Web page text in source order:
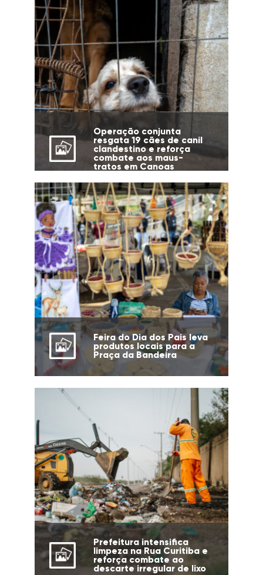
Operação conjunta
resgata 19 cães de canil
clandestino e reforça
combate aos maus-
tratos em Canoas
Feira do Dia dos Pais leva
produtos locais para a
Praça da Bandeira
Prefeitura intensifica
limpeza na Rua Curitiba e
reforça combate ao
descarte irregular de lixo